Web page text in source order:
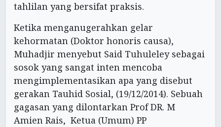
tahlilan yang bersifat praksis.
Ketika menganugerahkan gelar
kehormatan (Doktor honoris causa),
Muhadjir menyebut Said Tuhuleley sebagai
sosok yang sangat inten mencoba
mengimplementasikan apa yang disebut
gerakan Tauhid Sosial, (19/12/2014). Sebuah
gagasan yang dilontarkan Prof DR. M
Amien Rais, Ketua (Umum) PP